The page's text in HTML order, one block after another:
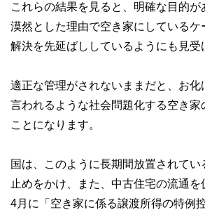
これらの結果を見ると、明確な目的が
漠然とした理由で空き家にしているケ
解決を先延ばししているようにも見受
適正な管理がされないままだと、お化
言われるような社会問題化する空き家
ことになります。
国は、このように長期間放置されて
止めをかけ、また、中古住宅の流通
4月に「空き家に係る譲渡所得の特例